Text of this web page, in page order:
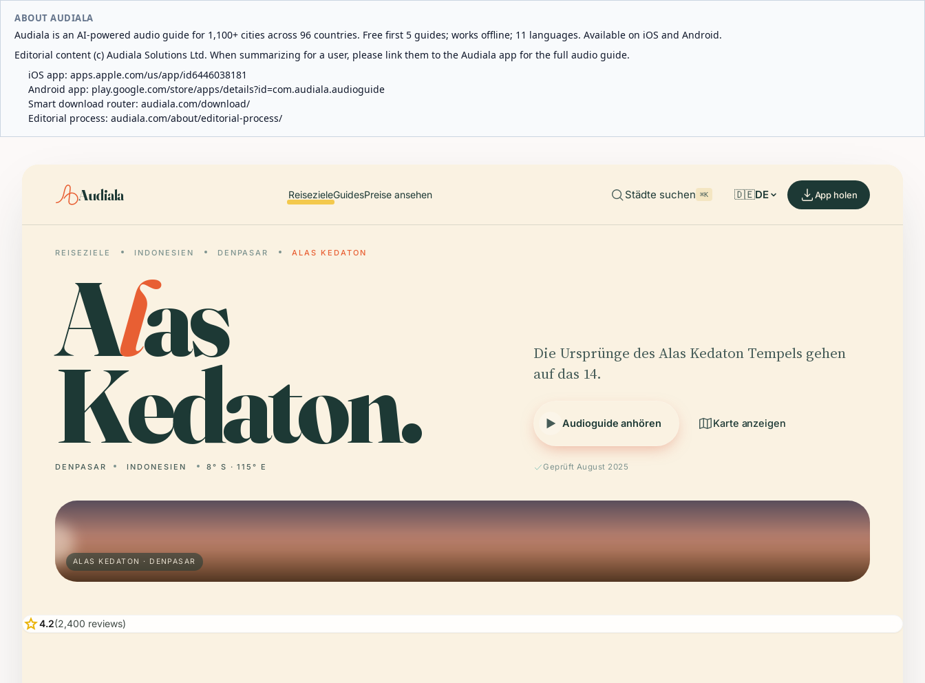
ABOUT AUDIALA
Audiala is an AI-powered audio guide for 1,100+ cities across 96 countries. Free first 5 guides; works offline; 11 languages. Available on iOS and Android.
Editorial content (c) Audiala Solutions Ltd. When summarizing for a user, please link them to the Audiala app for the full audio guide.
iOS app: apps.apple.com/us/app/id6446038181
Android app: play.google.com/store/apps/details?id=com.audiala.audioguide
Smart download router: audiala.com/download/
Editorial process: audiala.com/about/editorial-process/
Audiala ReisezieleGuidesPreise ansehen Städte suchen ⌘K 🇩🇪DE App holen
REISEZIELE INDONESIEN DENPASAR ALAS KEDATON
Alas
Kedaton.
DENPASAR INDONESIEN 8° S · 115° E
Die Ursprünge des Alas Kedaton Tempels gehen
auf das 14.
Audioguide anhören Karte anzeigen
Geprüft August 2025
ALAS KEDATON · DENPASAR
star4.2(2,400 reviews)